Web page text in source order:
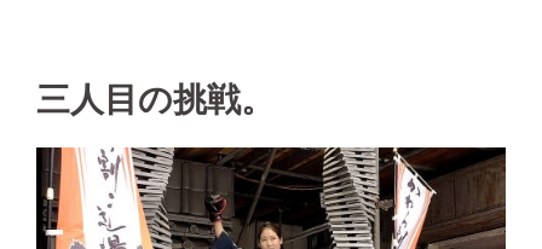
三人目の挑戦。